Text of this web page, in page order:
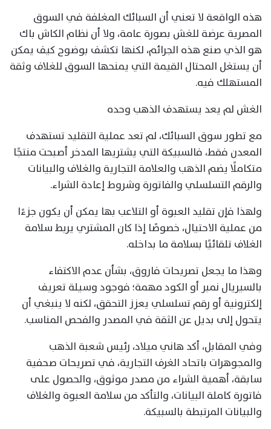
هذه الواقعة لا تعني أن السبائك المغلفة في السوق
المصرية عرضة للغش بصورة عامة، ولا أن نظام الكاش باك
هو الذي صنع هذه الجرائم، لكنها تكشف بوضوح كيف يمكن
أن يستغل المحتال القيمة التي يمنحها السوق للغلاف وثقة
المستهلك فيه.
الغش لم يعد يستهدف الذهب وحده
مع تطور سوق السبائك، لم تعد عملية التقليد تستهدف
المعدن فقط، فالسبيكة التي يشتريها المدخر أصبحت منتجًا
متكاملًا يضم الذهب والعلامة التجارية والغلاف والبيانات
والرقم التسلسلي والفاتورة وشروط إعادة الشراء.
ولهذا فإن تقليد العبوة أو التلاعب بها يمكن أن يكون جزءًا
من عملية الاحتيال، خصوصًا إذا كان المشتري يربط سلامة
الغلاف تلقائيًا بسلامة ما بداخله.
وهذا ما يجعل تصريحات فاروق، بشأن عدم الاكتفاء
بالسيريال نمبر أو الكود مهمة؛ فوجود وسيلة تعريف
إلكترونية أو رقم تسلسلي يعزز التحقق، لكنه لا ينبغي أن
يتحول إلى بديل عن الثقة في المصدر والفحص المناسب.
وفي المقابل، أكد هاني ميلاد، رئيس شعبة الذهب
والمجوهرات باتحاد الغرف التجارية، في تصريحات صحفية
سابقة، أهمية الشراء من مصدر موثوق، والحصول على
فاتورة كاملة البيانات، والتأكد من سلامة العبوة والغلاف
والبيانات المرتبطة بالسبيكة.